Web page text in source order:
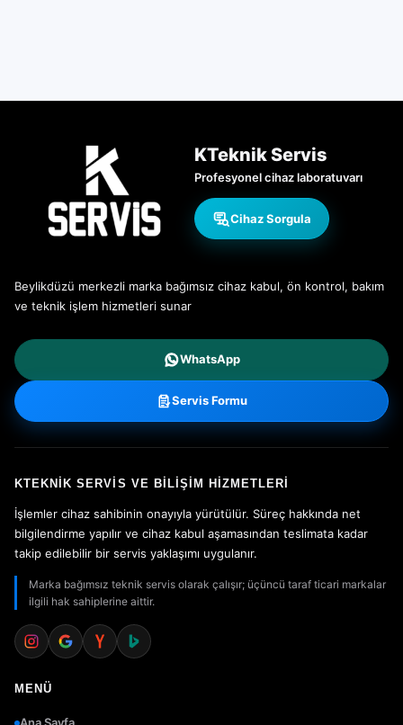
KTeknik Servis
Profesyonel cihaz laboratuvarı
Cihaz Sorgula
Beylikdüzü merkezli marka bağımsız cihaz kabul, ön kontrol, bakım
ve teknik işlem hizmetleri sunar
WhatsApp
Servis Formu
KTEKNIK SERVIS VE BILIŞIM HIZMETLERI
İşlemler cihaz sahibinin onayıyla yürütülür. Süreç hakkında net
bilgilendirme yapılır ve cihaz kabul aşamasından teslimata kadar
takip edilebilir bir servis yaklaşımı uygulanır.
Marka bağımsız teknik servis olarak çalışır; üçüncü taraf ticari markalar
ilgili hak sahiplerine aittir.
MENÜ